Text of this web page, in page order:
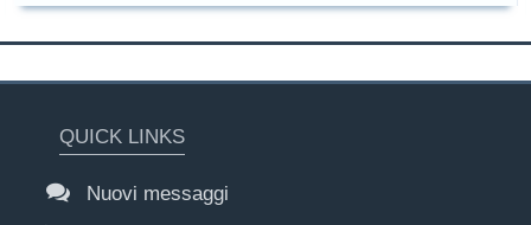
QUICK LINKS
Nuovi messaggi